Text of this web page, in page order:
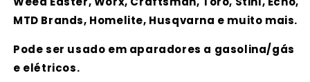
MTD Brands, Homelite, Husqvarna e muito mais.
Pode ser usado em aparadores a gasolina/gás
e elétricos.